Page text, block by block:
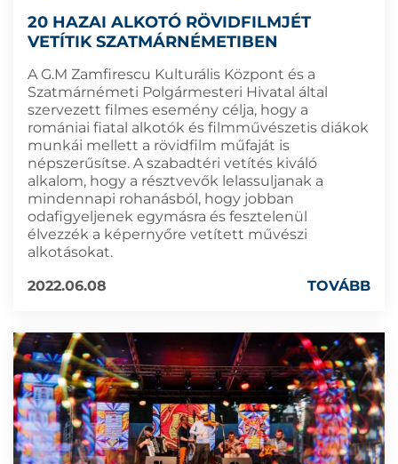
20 HAZAI ALKOTÓ RÖVIDFILMJÉT
VETÍTIK SZATMÁRNÉMETIBEN
A G.M Zamfirescu Kulturális Központ és a
Szatmárnémeti Polgármesteri Hivatal által
szervezett filmes esemény célja, hogy a
romániai fiatal alkotók és filmművészetis diákok
munkái mellett a rövidfilm műfaját is
népszerűsítse. A szabadtéri vetítés kiváló
alkalom, hogy a résztvevők lelassuljanak a
mindennapi rohanásból, hogy jobban
odafigyeljenek egymásra és fesztelenül
élvezzék a képernyőre vetített művészi
alkotásokat.
2022.06.08
TOVÁBB